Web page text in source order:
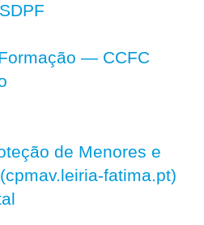
— CCFC
de Menores e
fatima.pt)